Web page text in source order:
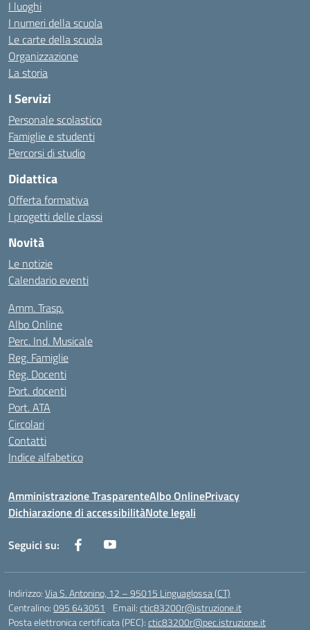
I luoghi
I numeri della scuola
Le carte della scuola
Organizzazione
La storia
I Servizi
Personale scolastico
Famiglie e studenti
Percorsi di studio
Didattica
Offerta formativa
I progetti delle classi
Novità
Le notizie
Calendario eventi
Amm. Trasp.
Albo Online
Perc. Ind. Musicale
Reg. Famiglie
Reg. Docenti
Port. docenti
Port. ATA
Circolari
Contatti
Indice alfabetico
Amministrazione TrasparenteAlbo OnlinePrivacy
Dichiarazione di accessibilitàNote legali
Seguici su:
Indirizzo:Via S. Antonino, 12 – 95015 Linguaglossa (CT)
Centralino:095 643051 Email:ctic83200r@istruzione.it
Posta elettronica certificata (PEC):ctic83200r@pec.istruzione.it